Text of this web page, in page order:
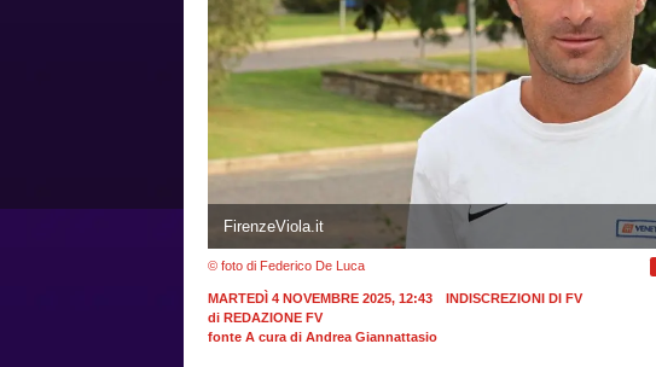
FirenzeViola.it
© foto di Federico De Luca
MARTEDÌ 4 NOVEMBRE 2025, 12:43
INDISCREZIONI DI FV
di REDAZIONE FV
fonte A cura di Andrea Giannattasio